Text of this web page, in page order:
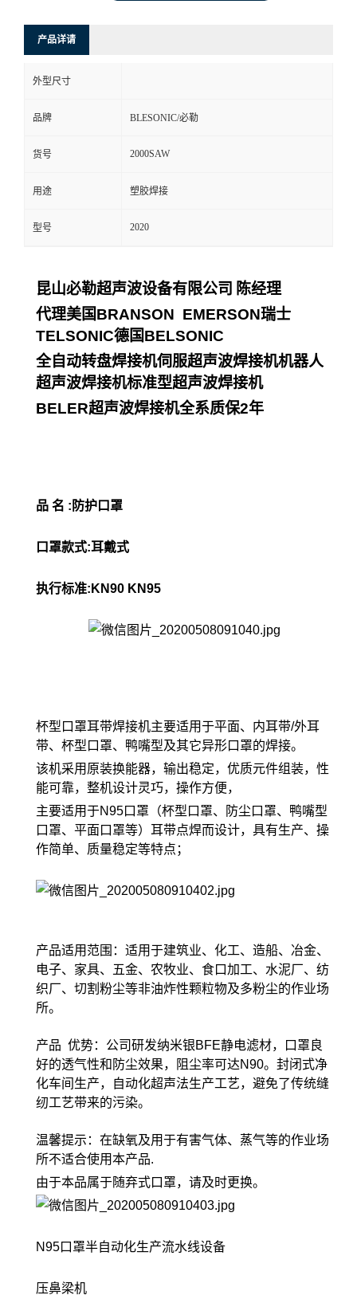
产品详请
外型尺寸
品牌 BLESONIC/必勒
货号 2000SAW
用途 塑胶焊接
型号 2020
昆山必勒超声波设备有限公司 陈经理
代理美国BRANSON EMERSON瑞士
TELSONIC德国BELSONIC
全自动转盘焊接机伺服超声波焊接机机器人
超声波焊接机标准型超声波焊接机
BELER超声波焊接机全系质保2年
品 名 :防护口罩
口罩款式:耳戴式
执行标准:KN90 KN95
杯型口罩耳带焊接机主要适用于平面、内耳带/外耳
带、杯型口罩、鸭嘴型及其它异形口罩的焊接。
该机采用原装换能器，输出稳定，优质元件组装，性
能可靠，整机设计灵巧，操作方便，
主要适用于N95口罩（杯型口罩、防尘口罩、鸭嘴型
口罩、平面口罩等）耳带点焊而设计，具有生产、操
作简单、质量稳定等特点；
产品适用范围：适用于建筑业、化工、造船、冶金、
电子、家具、五金、农牧业、食口加工、水泥厂、纺
织厂、切割粉尘等非油炸性颗粒物及多粉尘的作业场
所。
产品 优势：公司研发纳米银BFE静电滤材，口罩良
好的透气性和防尘效果，阻尘率可达N90。封闭式净
化车间生产，自动化超声法生产工艺，避免了传统缝
纫工艺带来的污染。
温馨提示：在缺氧及用于有害气体、蒸气等的作业场
所不适合使用本产品.
由于本品属于随弃式口罩，请及时更换。
N95口罩半自动化生产流水线设备
压鼻梁机